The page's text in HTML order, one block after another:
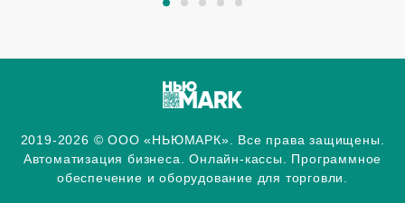
2019-2026 © ООО «НЬЮМАРК». Все права защищены.
Автоматизация бизнеса. Онлайн-кассы. Программное
обеспечение и оборудование для торговли.